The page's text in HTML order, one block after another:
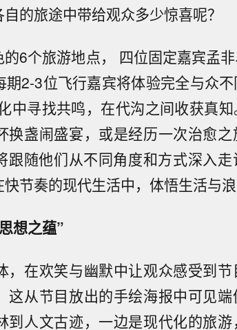
的旅途中带给观众多少惊喜呢？
6个旅游地点， 四位固定嘉宾孟
2-3位飞行嘉宾将体验完全与众不
中寻找共鸣，在代沟之间收获真
换盏闹盛宴，或是经历一次治愈
随他们从不同角度和方式深入走
节奏的现代生活中，体悟生活与浪
想之蕴”
，在欢笑与幽默中让观众感受到
这从节目放出的手绘海报中可见
到人文古迹，一边是现代化的旅